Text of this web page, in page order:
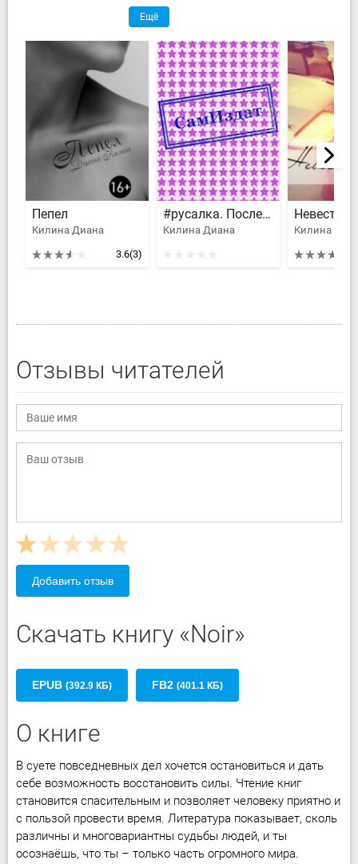
Ещё
Пепел
Килина Диана
3.6(3)
#русалка. Последний летний день
Килина Диана
Невеста
Отзывы читателей
Добавить отзыв
Скачать книгу «Noir»
EPUB (392.9 КБ) FB2 (401.1 КБ)
О книге
В суете повседневных дел хочется остановиться и дать
себе возможность восстановить силы. Чтение книг
становится спасительным и позволяет человеку приятно и
с пользой провести время. Литература показывает, сколь
различны и многовариантны судьбы людей, и ты
осознаёшь, что ты – только часть огромного мира.